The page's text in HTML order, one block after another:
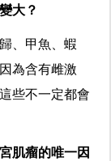
大？
、甲魚、蝦
為含有雌激
些不一定都會
肌瘤的唯一因